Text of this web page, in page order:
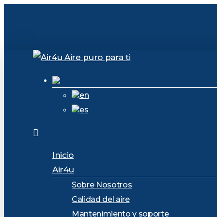
content
Inicio
Air4u
Sobre Nosotros
Calidad del aire
Mantenimiento y soporte